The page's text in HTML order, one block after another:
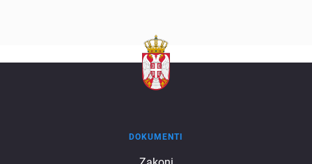
DOKUMENTI